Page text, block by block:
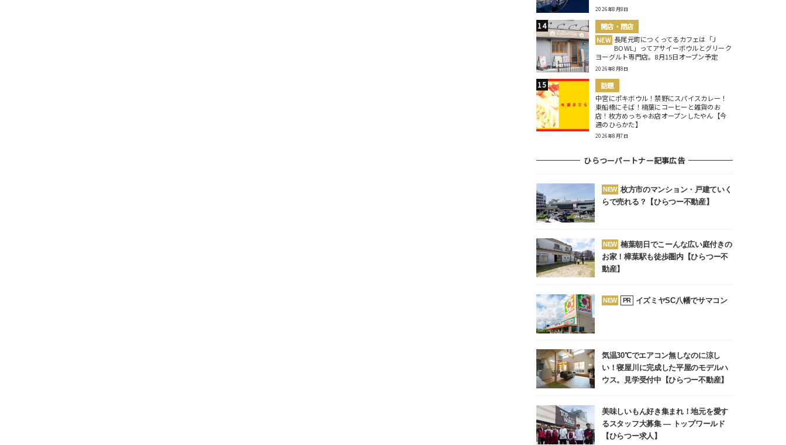
2026年8月8日
開店・閉店
NEW 長尾元町につくってるカフェは「J
BOWL」ってアサイーボウルとグリーク
ヨーグルト専門店。8月15日オープン予定
2026年8月8日
話題
中宮にポキボウル！禁野にスパイスカレー！
東船橋にそば！楠葉にコーヒーと雑貨のお
店！枚方めっちゃお店オープンしたやん【今
週のひらかた】
2026年8月7日
ひらつーパートナー記事広告
NEW 枚方市のマンション・戸建ていく
らで売れる？【ひらつー不動産】
NEW 楠葉朝日でこーんな広い庭付きの
お家！樟葉駅も徒歩圏内【ひらつー不
動産】
NEW PR イズミヤSC八幡でサマコン
気温30℃でエアコン無しなのに涼し
い！寝屋川に完成した平屋のモデルハ
ウス。見学受付中【ひらつー不動産】
美味しいもん好き集まれ！地元を愛す
るスタッフ大募集 ― トップワールド
【ひらつー求人】